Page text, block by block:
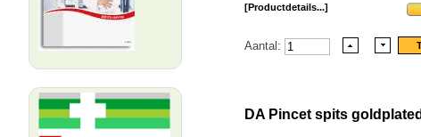
[Productdetails...]
Aantal:
DA Pincet spits goldplated